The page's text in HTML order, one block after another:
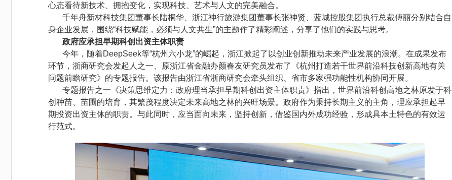
心态看待新技术、拥抱变化，实现科技、艺术与人文的完美融合。
千年舟新材科技集团董事长陆桐华、浙江神行旅游集团董事长张神贤、蓝城控股集团执行总裁傅丽分别结合自
身企业发展，围绕“科技赋能，必须与人文共生”的主题作了精彩阐述，分享了他们的实践与思考。
政府应承担早期科创出资主体职责
今年，随着DeepSeek等“杭州六小龙”的崛起，浙江掀起了以创业创新推动未来产业发展的浪潮。在成果发布
环节，浙商研究会发起人之一、原浙江省金融办颜春友研究员发布了《杭州打造若干世界前沿科技创新高地有关
问题前瞻研究》的专题报告。该报告由浙江省浙商研究会牵头组织、省市多家强功能性机构协同开展。
专题报告之一《决策思维定力：政府理当承担早期科创出资主体职责》指出，世界前沿科创高地之林原发于科
创种苗、苗圃的培育，其繁茂程度决定未来高地之林的兴旺场景。政府作为秉持长期主义的主角，理应承担起早
期投资出资主体的职责。与此同时，应当面向未来，坚持创新，借鉴国内外成功经验，形成具本土特色的有效运
行范式。